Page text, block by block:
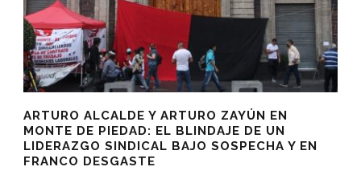
ARTURO ALCALDE Y ARTURO ZAYÚN EN
MONTE DE PIEDAD: EL BLINDAJE DE UN
LIDERAZGO SINDICAL BAJO SOSPECHA Y EN
FRANCO DESGASTE